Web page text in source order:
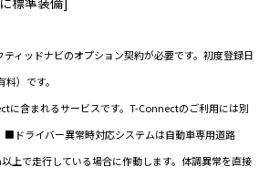
ィッドナビのオプション契約が必要です。初度登録日
）です。
に含まれるサービスです。T-Connectのご利用には別
ドライバー異常時対応システムは自動車専用道路
上で走行している場合に作動します。体調異常を直接